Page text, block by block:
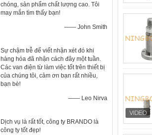
chóng, sản phẩm chất lượng cao. Tôi
may mắn tìm thấy bạn!
—— John Smith
Sự chậm trễ để viết nhận xét đó khi
hàng hóa đã nhận cách đây một tuần.
Các van điện từ làm việc tốt trên thiết bị
của chúng tôi, cảm ơn bạn rất nhiều,
bạn bè!
—— Leo Nirva
Dịch vụ là rất tốt, công ty BRANDO là
công ty tốt đẹp!